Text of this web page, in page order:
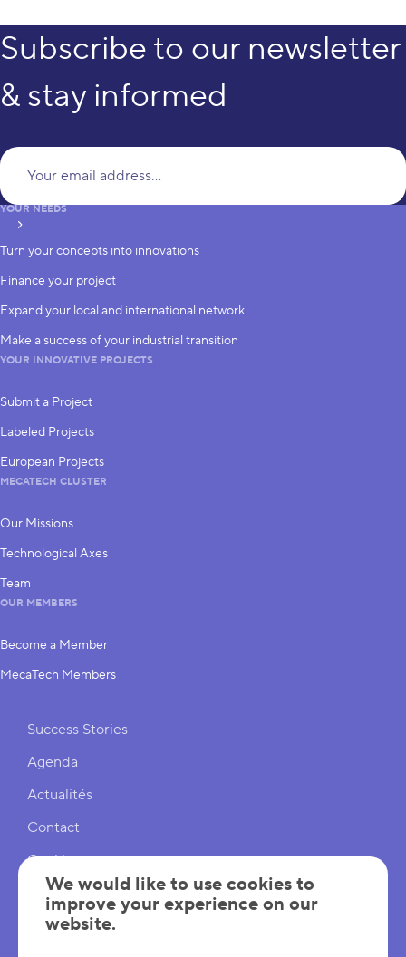
Subscribe to our newsletter
& stay informed
subscribe
YOUR NEEDS
Turn your concepts into innovations
Finance your project
Expand your local and international network
Make a success of your industrial transition
YOUR INNOVATIVE PROJECTS
Submit a Project
Labeled Projects
European Projects
MECATECH CLUSTER
Our Missions
Technological Axes
Team
OUR MEMBERS
Become a Member
MecaTech Members
Shortcuts
Success Stories
Agenda
Actualités
Contact
Cookies
Cookies Settings
Mentions légales
We would like to use cookies to
improve your experience on our
website.